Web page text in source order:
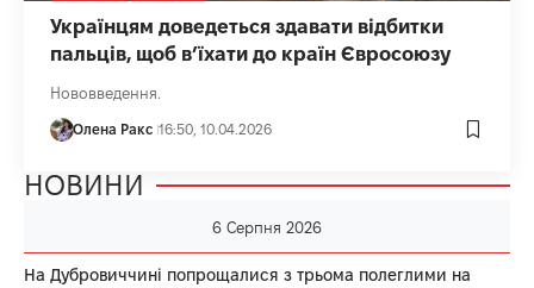
Українцям доведеться здавати відбитки
пальців, щоб в’їхати до країн Євросоюзу
Нововведення.
Олена Ракс 16:50, 10.04.2026
НОВИНИ
6 Серпня 2026
На Дубровиччині попрощалися з трьома полеглими на